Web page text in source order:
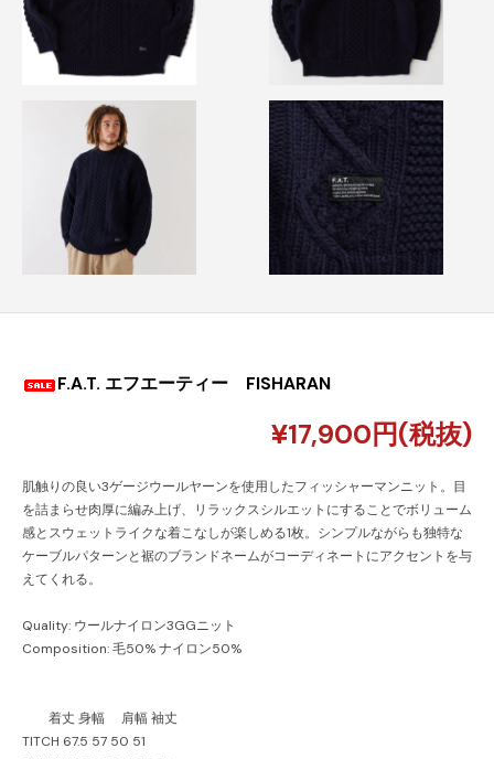
F.A.T. エフエーティー FISHARAN
¥17,900円(税抜)
肌触りの良い3ゲージウールヤーンを使用したフィッシャーマンニット。目
を詰まらせ肉厚に編み上げ、リラックスシルエットにすることでボリューム
感とスウェットライクな着こなしが楽しめる1枚。シンプルながらも独特な
ケーブルパターンと裾のブランドネームがコーディネートにアクセントを与
えてくれる。
Quality: ウールナイロン3GGニット
Composition: 毛50% ナイロン50%
着丈 身幅 肩幅 袖丈
TITCH 67.5 57 50 51